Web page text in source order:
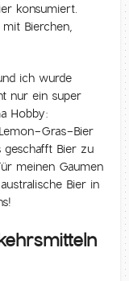
konsumiert.
Bierchen,
ich wurde
nur ein super
Hobby:
Gras-Bier
geschafft Bier zu
meinen Gaumen
Bier in